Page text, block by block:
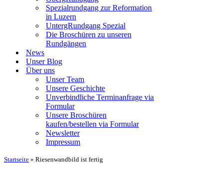
Spezialrundgang zur Reformation
in Luzern
UntergRundgang Spezial
Die Broschüren zu unseren
Rundgängen
News
Unser Blog
Über uns
Unser Team
Unsere Geschichte
Unverbindliche Terminanfrage via
Formular
Unsere Broschüren
kaufen/bestellen via Formular
Newsletter
Impressum
Startseite » Riesenwandbild ist fertig